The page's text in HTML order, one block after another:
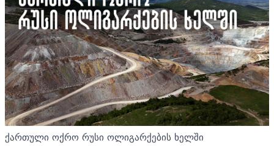
ქართული ოქრო რუსი ოლიგარქების ხელში